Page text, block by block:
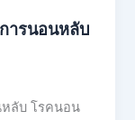
ารนอนหลับ
ลับ โรคนอน